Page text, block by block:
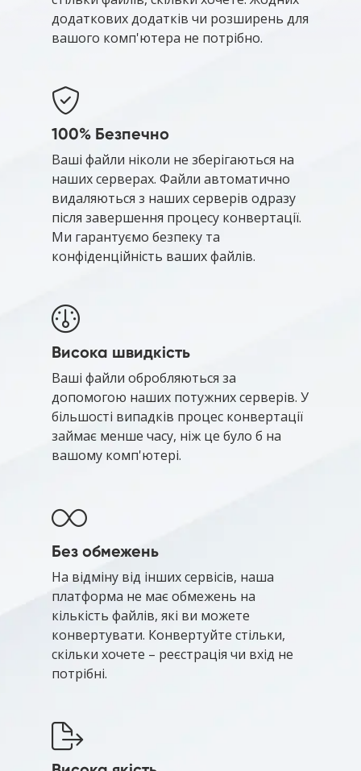
додаткових додатків чи розширень для
вашого комп'ютера не потрібно.
100% Безпечно
Ваші файли ніколи не зберігаються на
наших серверах. Файли автоматично
видаляються з наших серверів одразу
після завершення процесу конвертації.
Ми гарантуємо безпеку та
конфіденційність ваших файлів.
Висока швидкість
Ваші файли обробляються за
допомогою наших потужних серверів. У
більшості випадків процес конвертації
займає менше часу, ніж це було б на
вашому комп'ютері.
Без обмежень
На відміну від інших сервісів, наша
платформа не має обмежень на
кількість файлів, які ви можете
конвертувати. Конвертуйте стільки,
скільки хочете – реєстрація чи вхід не
потрібні.